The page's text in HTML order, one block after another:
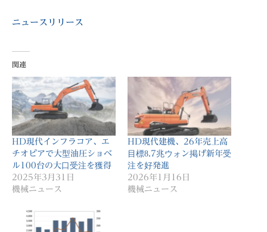
ニュースリリース
関連
HD現代インフラコア、エ
チオピアで大型油圧ショベ
ル100台の大口受注を獲得
2025年3月31日
機械ニュース
HD現代建機、26年売上高
目標8.7兆ウォン掲げ新年受
注を好発進
2026年1月16日
機械ニュース